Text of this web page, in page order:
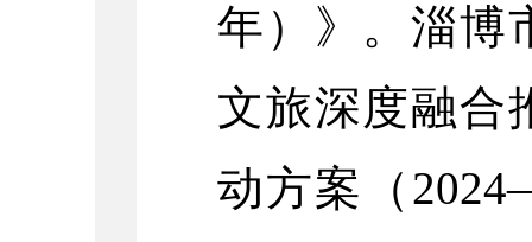
年）》。淄博
文旅深度融合
动方案（